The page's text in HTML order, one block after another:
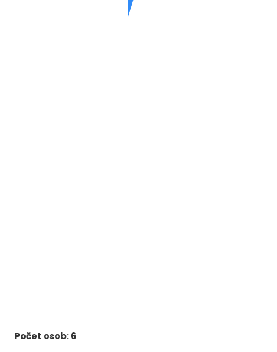
Počet osob: 6